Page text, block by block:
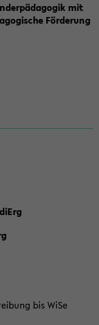
mit
Förderung
bis WiSe